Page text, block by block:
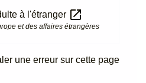
à l'étranger open_in_new
et des affaires étrangères
une erreur sur cette page